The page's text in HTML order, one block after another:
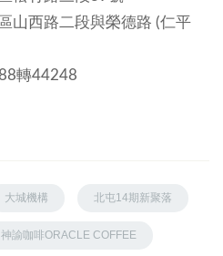
山西路二段與榮德路 (仁平
轉44248
大城機構 北屯14期新聚落
神諭咖啡ORACLE COFFEE